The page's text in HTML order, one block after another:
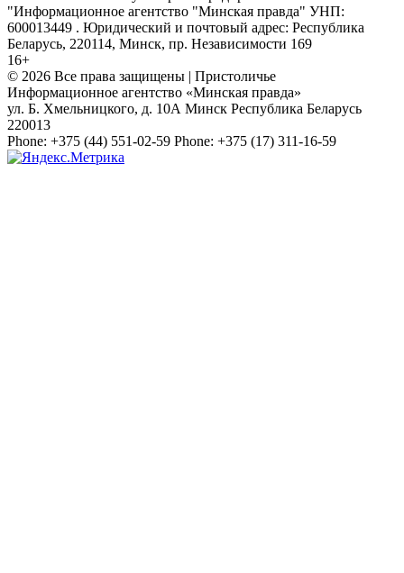
"Информационное агентство "Минская правда" УНП:
600013449 . Юридический и почтовый адрес: Республика
Беларусь, 220114, Минск, пр. Независимости 169
16+
© 2026 Все права защищены | Пристоличье
Информационное агентство «Минская правда»
ул. Б. Хмельницкого, д. 10А Минск Республика Беларусь
220013
Phone: +375 (44) 551-02-59 Phone: +375 (17) 311-16-59